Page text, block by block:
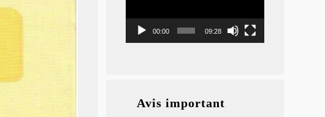
00:00 09:28
Avis important